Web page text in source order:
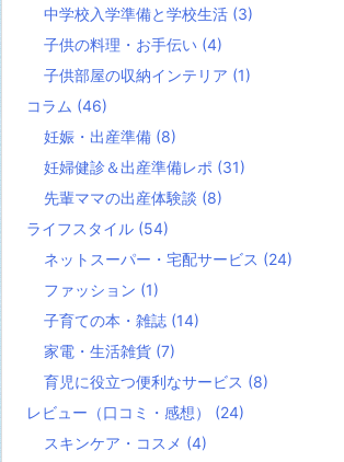
中学校入学準備と学校生活 (3)
子供の料理・お手伝い (4)
子供部屋の収納インテリア (1)
コラム (46)
妊娠・出産準備 (8)
妊婦健診＆出産準備レポ (31)
先輩ママの出産体験談 (8)
ライフスタイル (54)
ネットスーパー・宅配サービス (24)
ファッション (1)
子育ての本・雑誌 (14)
家電・生活雑貨 (7)
育児に役立つ便利なサービス (8)
レビュー（口コミ・感想） (24)
スキンケア・コスメ (4)